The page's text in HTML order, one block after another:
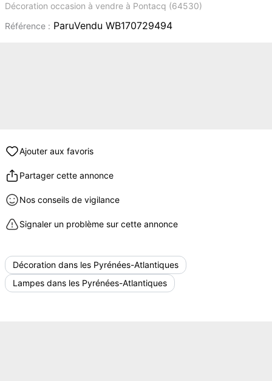
Décoration occasion à vendre à Pontacq (64530)
Référence : ParuVendu WB170729494
Ajouter aux favoris
Partager cette annonce
Nos conseils de vigilance
Signaler un problème sur cette annonce
Décoration dans les Pyrénées-Atlantiques
Lampes dans les Pyrénées-Atlantiques